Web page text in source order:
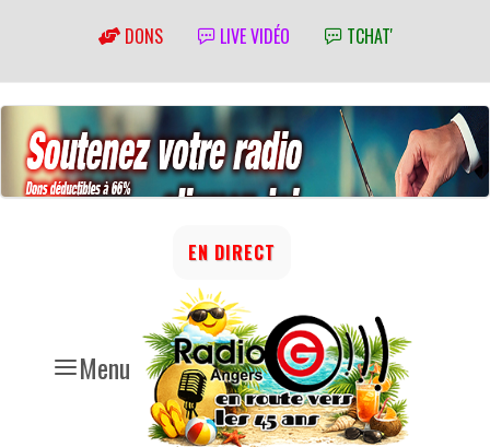
DONS LIVE VIDÉO TCHAT'
Menu
EN DIRECT